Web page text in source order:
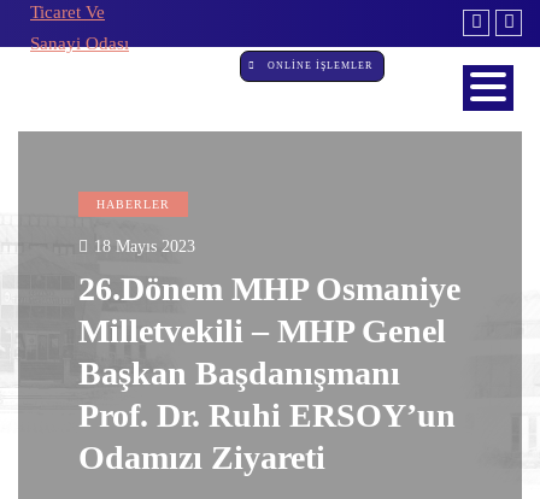
ONLİNE İŞLEMLER
HABERLER
18 Mayıs 2023
26.Dönem MHP Osmaniye
Milletvekili – MHP Genel
Başkan Başdanışmanı
Prof. Dr. Ruhi ERSOY’un
Odamızı Ziyareti